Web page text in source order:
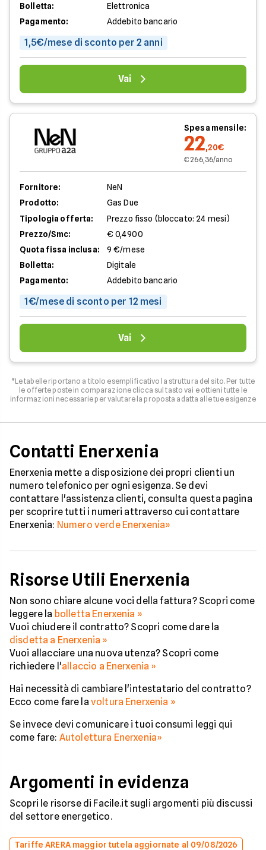
Bolletta:
Elettronica
Pagamento:
Addebito bancario
1,5€/mese di sconto per 2 anni
Vai
Spesa mensile:
22,20€
€ 266,36/anno
Fornitore:
NeN
Prodotto:
Gas Due
Tipologia offerta:
Prezzo fisso (bloccato: 24 mesi)
Prezzo/Smc:
€ 0,4900
Quota fissa inclusa:
9 €/mese
Bolletta:
Digitale
Pagamento:
Addebito bancario
1€/mese di sconto per 12 mesi
Vai
*Le tabelle riportano a titolo esemplificativo la struttura del sito. Per tutte
le offerte poste in comparazione clicca sul tasto vai e ottieni tutte le
informazioni necessarie per valutare la proposta adatta alle tue esigenze
Contatti Enerxenia
Enerxenia mette a disposizione dei propri clienti un
numero telefonico per ogni esigenza. Se devi
contattare l'assistenza clienti, consulta questa pagina
per scoprire tutti i numeri attraverso cui contattare
Enerxenia: Numero verde Enerxenia»
Risorse Utili Enerxenia
Non sono chiare alcune voci della fattura? Scopri come
leggere la bolletta Enerxenia »
Vuoi chiudere il contratto? Scopri come dare la
disdetta a Enerxenia »
Vuoi allacciare una nuova utenza? Scopri come
richiedere l'allaccio a Enerxenia »
Hai necessità di cambiare l'intestatario del contratto?
Ecco come fare la voltura Enerxenia »
Se invece devi comunicare i tuoi consumi leggi qui
come fare: Autolettura Enerxenia»
Argomenti in evidenza
Scopri le risorse di Facile.it sugli argomenti più discussi
del settore energetico.
Tariffe ARERA maggior tutela aggiornate al 09/08/2026